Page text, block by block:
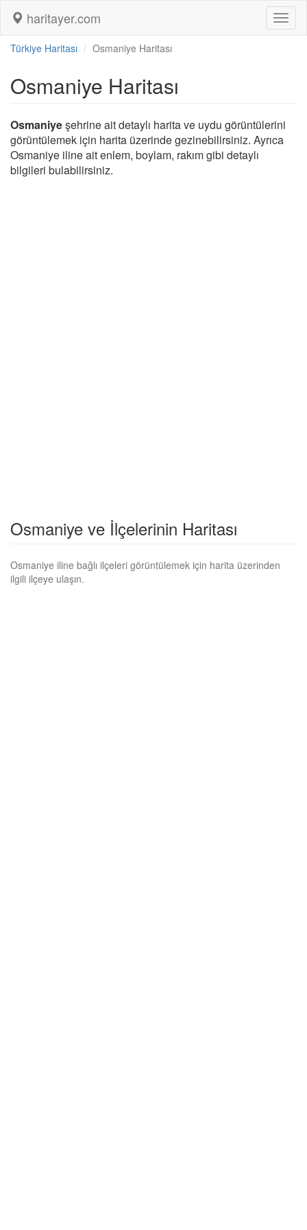
haritayer.com
Türkiye Haritası Osmaniye Haritası
Osmaniye Haritası
Osmaniyeşehrine ait detaylı harita ve uydu görüntülerini
görüntülemek için harita üzerinde gezinebilirsiniz. Ayrıca
Osmaniye iline ait enlem, boylam, rakım gibi detaylı
bilgileri bulabilirsiniz.
Osmaniye ve İlçelerinin Haritası
Osmaniye iline bağlı ilçeleri görüntülemek için harita üzerinden
ilgili ilçeye ulaşın.